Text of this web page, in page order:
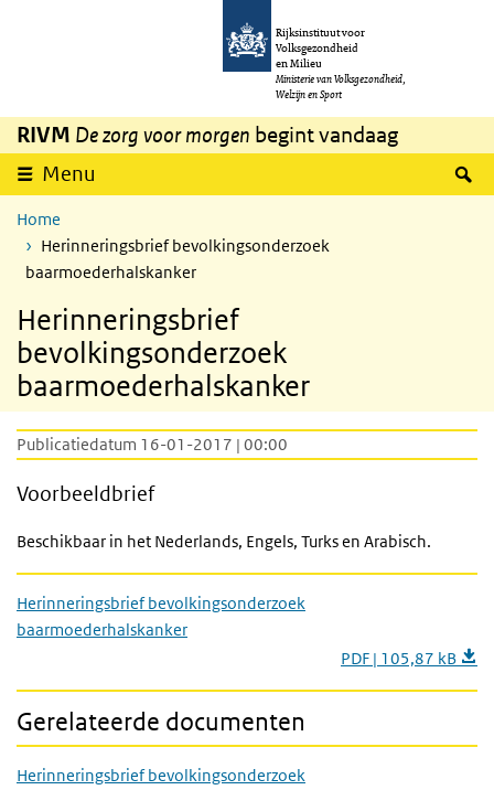
Overslaan en naar de inhoud gaan
Rijksinstituut voor
Volksgezondheid
en Milieu
Ministerie van Volksgezondheid,
Welzijn en Sport
RIVM De zorg voor morgen begint vandaag
Menu
Home
Herinneringsbrief bevolkingsonderzoek
baarmoederhalskanker
Herinneringsbrief
bevolkingsonderzoek
baarmoederhalskanker
Publicatiedatum 16-01-2017 | 00:00
Voorbeeldbrief
Beschikbaar in het Nederlands, Engels, Turks en Arabisch.
Herinneringsbrief bevolkingsonderzoek
baarmoederhalskanker
PDF | 105,87 kB
Gerelateerde documenten
Herinneringsbrief bevolkingsonderzoek